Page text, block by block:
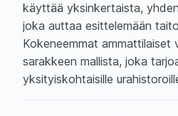
käyttää yksinkertaista,
joka auttaa esittelemään
Kokeneemmat
sarakkeen mallista, joka
yksityiskohtaisille